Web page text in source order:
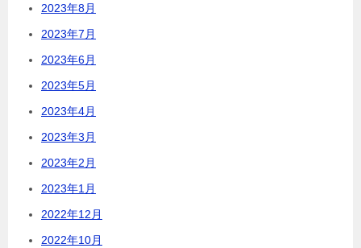
2023年8月
2023年7月
2023年6月
2023年5月
2023年4月
2023年3月
2023年2月
2023年1月
2022年12月
2022年10月